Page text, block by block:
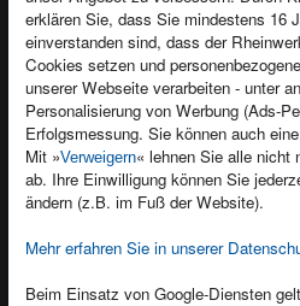
erklären Sie, dass Sie mindestens 16
einverstanden sind, dass der
Cookies setzen und
unserer Webseite verarbeiten - unter
Personalisierung von Werbung (Ads-
Erfolgsmessung. Sie können auch eine
Mit »Verweigern« lehnen Sie alle nicht
ab. Ihre Einwilligung können Sie
ändern (z.B. im Fuß der Website).
Mehr erfahren Sie in unserer
Beim Einsatz von Google-Diensten
Newsletter
Für Unternehmen
Presseservice
Dozentenservice
Kundenservice
Wir sind gerne für Sie da!